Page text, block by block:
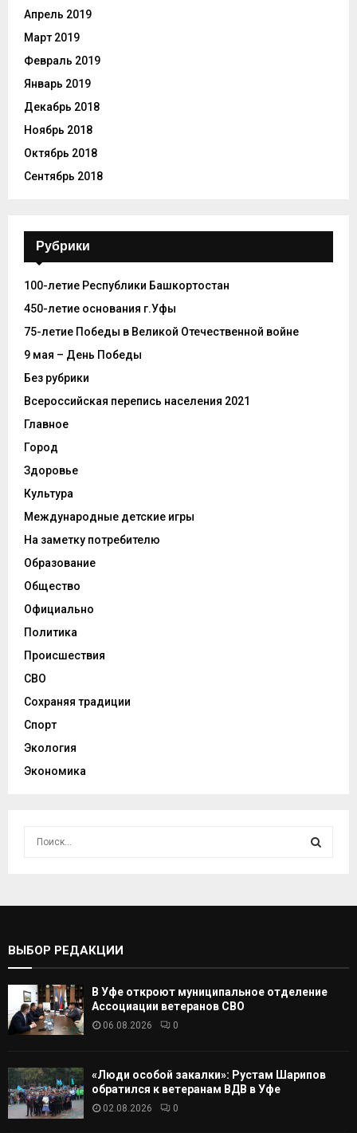
Апрель 2019
Март 2019
Февраль 2019
Январь 2019
Декабрь 2018
Ноябрь 2018
Октябрь 2018
Сентябрь 2018
Рубрики
100-летие Республики Башкортостан
450-летие основания г.Уфы
75-летие Победы в Великой Отечественной войне
9 мая – День Победы
Без рубрики
Всероссийская перепись населения 2021
Главное
Город
Здоровье
Культура
Международные детские игры
На заметку потребителю
Образование
Общество
Официально
Политика
Происшествия
СВО
Сохраняя традиции
Спорт
Экология
Экономика
С
А
ВЫБОР РЕДАКЦИИ
В Уфе откроют муниципальное отделение
Ассоциации ветеранов СВО
06.08.2026 0
«Люди особой закалки»: Рустам Шарипов
обратился к ветеранам ВДВ в Уфе
02.08.2026 0